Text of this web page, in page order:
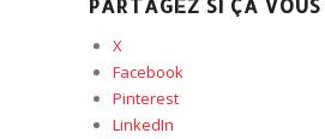
PARTAGEZ SI ÇA
X
Facebook
Pinterest
LinkedIn